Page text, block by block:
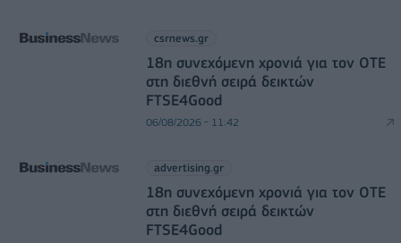
csrnews.gr
18η συνεχόμενη χρονιά για τον ΟΤΕ
στη διεθνή σειρά δεικτών
FTSE4Good
06/08/2026 - 11:42
advertising.gr
18η συνεχόμενη χρονιά για τον ΟΤΕ
στη διεθνή σειρά δεικτών
FTSE4Good